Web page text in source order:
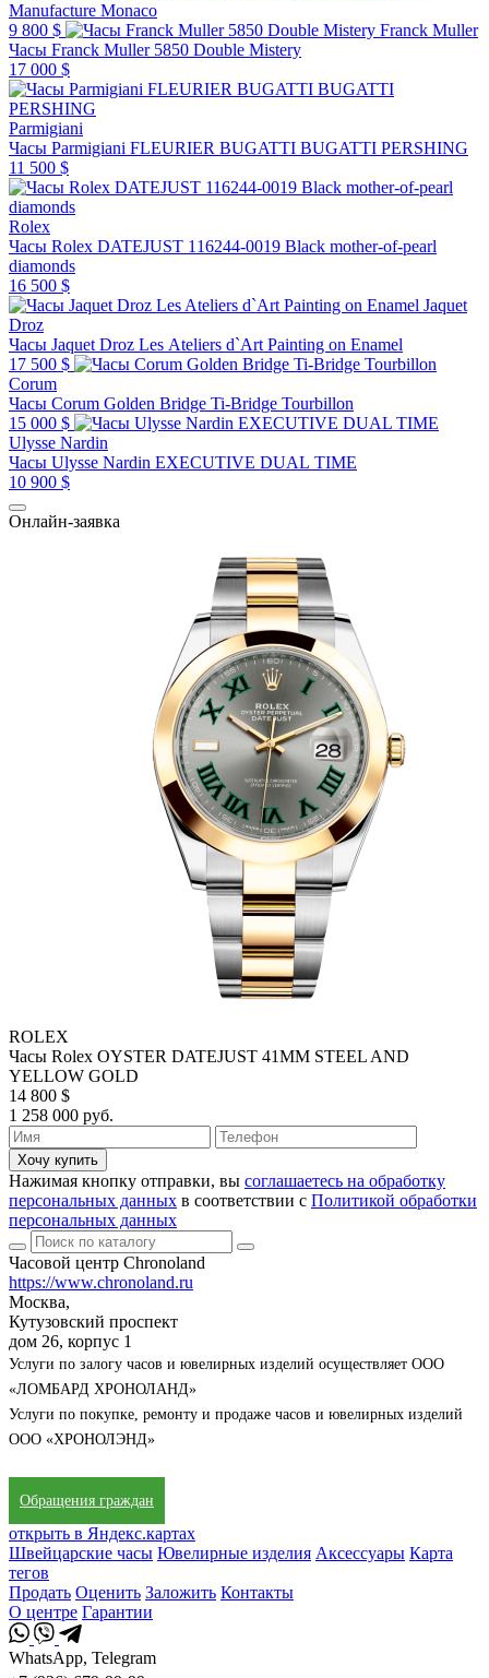
Manufacture Monaco
9 800 $
Franck Muller
Часы Franck Muller 5850 Double Mistery
17 000 $
Parmigiani
Часы Parmigiani FLEURIER BUGATTI BUGATTI PERSHING
11 500 $
Rolex
Часы Rolex DATEJUST 116244-0019 Black mother-of-pearl
diamonds
16 500 $
Jaquet
Droz
Часы Jaquet Droz Les Ateliers d`Art Painting on Enamel
17 500 $
Corum
Часы Corum Golden Bridge Ti-Bridge Tourbillon
15 000 $
Ulysse Nardin
Часы Ulysse Nardin EXECUTIVE DUAL TIME
10 900 $
Онлайн-заявка
ROLEX
Часы Rolex OYSTER DATEJUST 41MM STEEL AND
YELLOW GOLD
14 800 $
1 258 000 руб.
Хочу купить
Нажимая кнопку отправки, вы соглашаетесь на обработку
персональных данных в соответствии с Политикой обработки
персональных данных
Часовой центр Chronoland
https://www.chronoland.ru
Москва,
Кутузовский проспект
дом 26, корпус 1
Услуги по залогу часов и ювелирных изделий осуществляет ООО
«ЛОМБАРД ХРОНОЛАНД»
Услуги по покупке, ремонту и продаже часов и ювелирных изделий
ООО «ХРОНОЛЭНД»
Обращения граждан
открыть в Яндекс.картах
Швейцарские часы Ювелирные изделия Аксессуары Карта
тегов
Продать Оценить Заложить Контакты
О центре Гарантии
WhatsApp, Telegram